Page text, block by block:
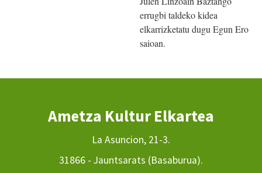
errugbi taldeko kidea
elkarrizketatu dugu Egun Ero
saioan.
Ametza Kultur Elkartea
La Asuncion, 21-3.
31866 - Jauntsarats (Basaburua).